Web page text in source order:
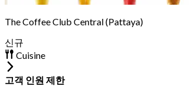
The Coffee Club Central (Pattaya)
신규
Cuisine
고객 인원 제한